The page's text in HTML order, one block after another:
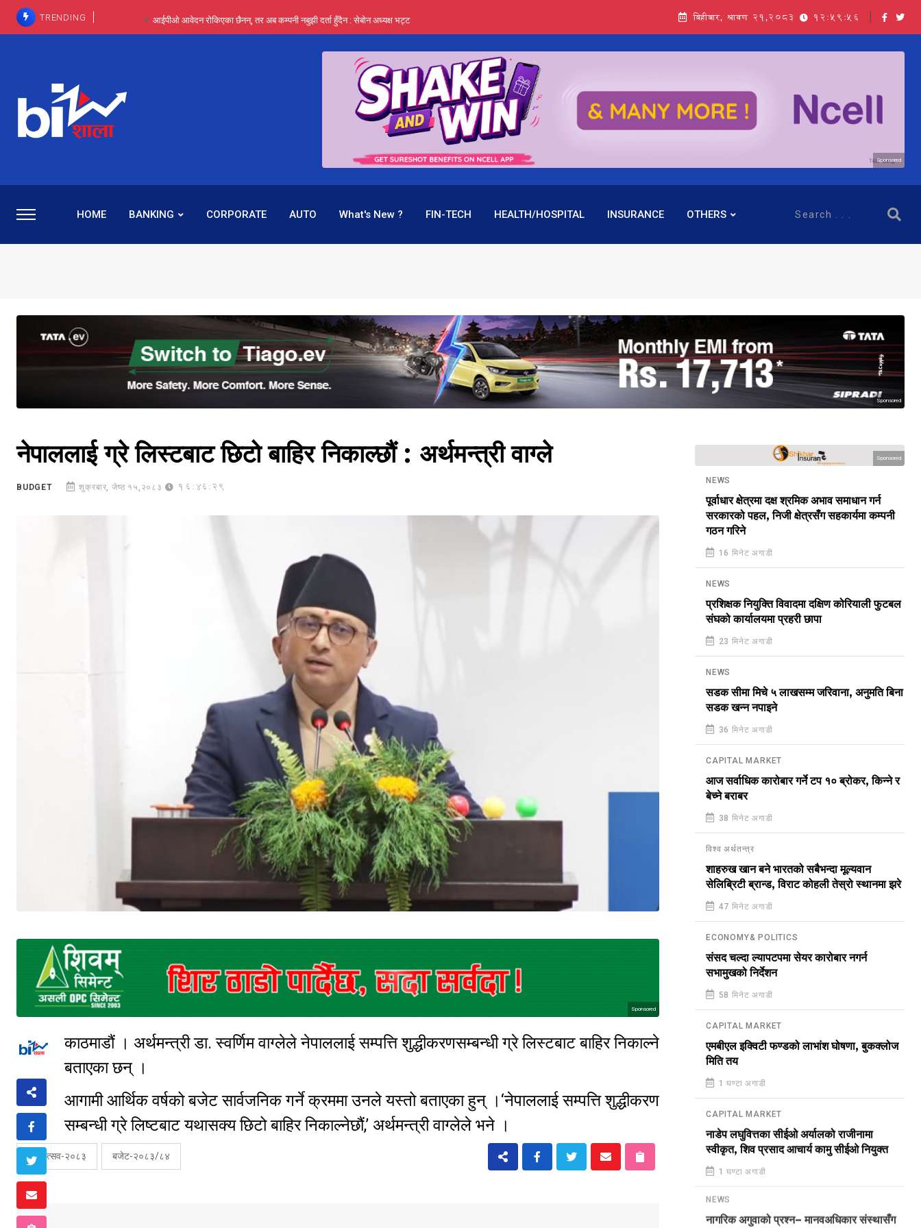
TRENDING आईपीओ आवेदन रोकिएका छैनन्, तर अब कम्पनी नबुझी दर्ता हुँदैन : सेबोन अध्यक्ष भट्ट
पाँच वर्षसम्म अदालत मौन, पद सकिएपछि महाप्रसाद ‘योग्य’ !
प्रभू बैंकका सञ्चालक बस्नेतमाथि राष्ट्र बैंकको ‘कन्सर्न’, प्रवक्ता भन्छन्- समूह फेरेर सञ्चालक पदमा बस्न मिल्दैन
५-६ वर्षदेखि बढुवा नहुँदा निराश थिइन् रश्मी, जागिर परिवर्तनको प्रयास पनि असफल
बिहीबार, श्रावण २१,२०८३ 12:59:57
Sponsored
HOME BANKING CORPORATE AUTO What's New ? FIN-TECH HEALTH/HOSPITAL INSURANCE OTHERS
Sponsored
नेपाललाई ग्रे लिस्टबाट छिटो बाहिर निकाल्छौं : अर्थमन्त्री वाग्ले
BUDGET शुक्रबार, जेष्ठ १५,२०८३ 16:46:29
Sponsored
काठमाडौं । अर्थमन्त्री डा. स्वर्णिम वाग्लेले नेपाललाई सम्पत्ति शुद्धीकरणसम्बन्धी ग्रे लिस्टबाट बाहिर निकाल्ने
बताएका छन् ।
आगामी आर्थिक वर्षको बजेट सार्वजनिक गर्ने क्रममा उनले यस्तो बताएका हुन् ।‘नेपाललाई सम्पत्ति शुद्धीकरण
सम्बन्धी ग्रे लिष्टबाट यथासक्य छिटो बाहिर निकाल्नेछौं,’ अर्थमन्त्री वाग्लेले भने ।
बजेटोत्सव-२०८३ बजेट-२०८३/८४
Sponsored
NEWS
पूर्वाधार क्षेत्रमा दक्ष श्रमिक अभाव समाधान गर्न
सरकारको पहल, निजी क्षेत्रसँग सहकार्यमा कम्पनी
गठन गरिने
16 मिनेट अगाडी
NEWS
प्रशिक्षक नियुक्ति विवादमा दक्षिण कोरियाली फुटबल
संघको कार्यालयमा प्रहरी छापा
23 मिनेट अगाडी
NEWS
सडक सीमा मिचे ५ लाखसम्म जरिवाना, अनुमति बिना
सडक खन्न नपाइने
36 मिनेट अगाडी
CAPITAL MARKET
आज सर्वाधिक कारोबार गर्ने टप १० ब्रोकर, किन्ने र
बेच्ने बराबर
38 मिनेट अगाडी
विश्व अर्थतन्त्र
शाहरुख खान बने भारतको सबैभन्दा मूल्यवान
सेलिब्रिटी ब्रान्ड, विराट कोहली तेस्रो स्थानमा झरे
47 मिनेट अगाडी
ECONOMY& POLITICS
संसद चल्दा ल्यापटपमा सेयर कारोबार नगर्न
सभामुखको निर्देशन
58 मिनेट अगाडी
CAPITAL MARKET
एमबीएल इक्विटी फण्डको लाभांश घोषणा, बुकक्लोज
मिति तय
1 घण्टा अगाडी
CAPITAL MARKET
नाडेप लघुवित्तका सीईओ अर्यालको राजीनामा
स्वीकृत, शिव प्रसाद आचार्य कामु सीईओ नियुक्त
1 घण्टा अगाडी
NEWS
नागरिक अगुवाको प्रश्न– मानवअधिकार संस्थासँग